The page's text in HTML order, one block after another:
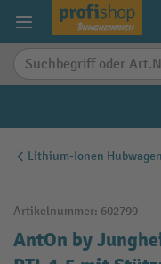
springen
Lithium-Ionen Hubwagen
Artikelnummer: 602799
AntOn by